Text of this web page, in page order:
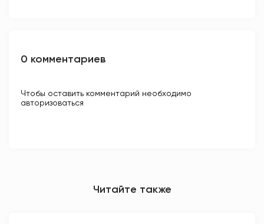
0 комментариев
Чтобы оставить комментарий необходимо
авторизоваться
Читайте также